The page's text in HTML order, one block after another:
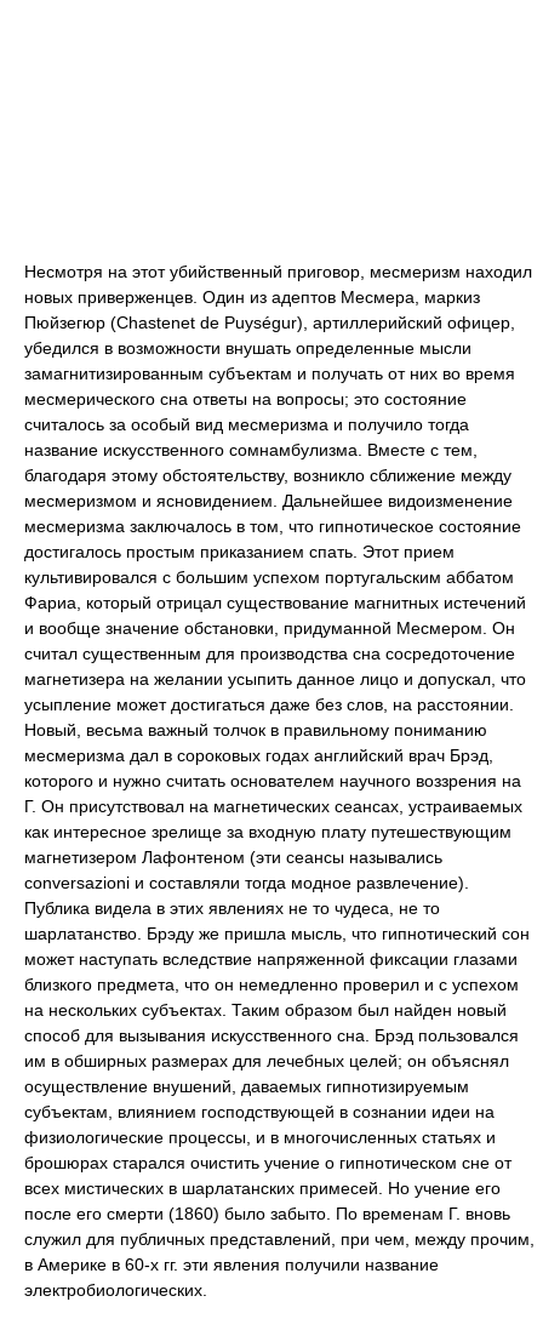
Несмотря на этот убийственный приговор, месмеризм находил
новых приверженцев. Один из адептов Месмера, маркиз
Пюйзегюр (Chastenet de Puységur), артиллерийский офицер,
убедился в возможности внушать определенные мысли
замагнитизированным субъектам и получать от них во время
месмерического сна ответы на вопросы; это состояние
считалось за особый вид месмеризма и получило тогда
название искусственного сомнамбулизма. Вместе с тем,
благодаря этому обстоятельству, возникло сближение между
месмеризмом и ясновидением. Дальнейшее видоизменение
месмеризма заключалось в том, что гипнотическое состояние
достигалось простым приказанием спать. Этот прием
культивировался с большим успехом португальским аббатом
Фариа, который отрицал существование магнитных истечений
и вообще значение обстановки, придуманной Месмером. Он
считал существенным для производства сна сосредоточение
магнетизера на желании усыпить данное лицо и допускал, что
усыпление может достигаться даже без слов, на расстоянии.
Новый, весьма важный толчок в правильному пониманию
месмеризма дал в сороковых годах английский врач Брэд,
которого и нужно считать основателем научного воззрения на
Г. Он присутствовал на магнетических сеансах, устраиваемых
как интересное зрелище за входную плату путешествующим
магнетизером Лафонтеном (эти сеансы назывались
conversazioni и составляли тогда модное развлечение).
Публика видела в этих явлениях не то чудеса, не то
шарлатанство. Брэду же пришла мысль, что гипнотический сон
может наступать вследствие напряженной фиксации глазами
близкого предмета, что он немедленно проверил и с успехом
на нескольких субъектах. Таким образом был найден новый
способ для вызывания искусственного сна. Брэд пользовался
им в обширных размерах для лечебных целей; он объяснял
осуществление внушений, даваемых гипнотизируемым
субъектам, влиянием господствующей в сознании идеи на
физиологические процессы, и в многочисленных статьях и
брошюрах старался очистить учение о гипнотическом сне от
всех мистических в шарлатанских примесей. Но учение его
после его смерти (1860) было забыто. По временам Г. вновь
служил для публичных представлений, при чем, между прочим,
в Америке в 60-х гг. эти явления получили название
электробиологических.